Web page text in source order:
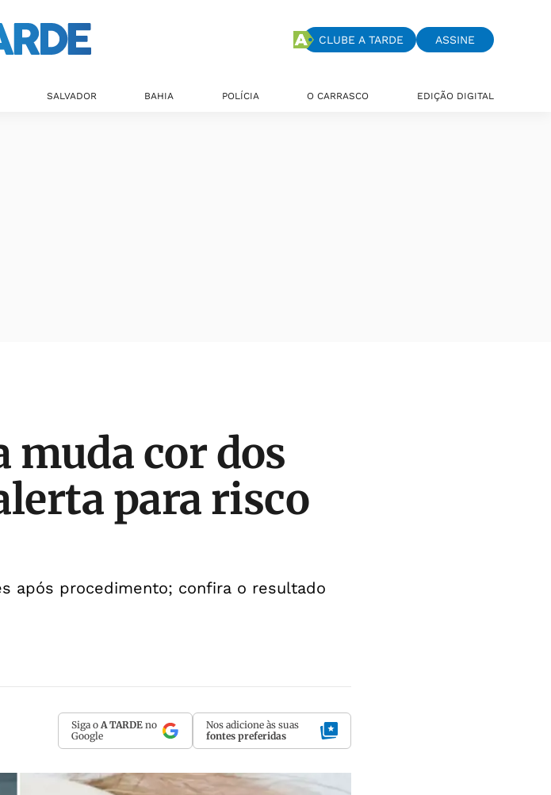
CLUBE A TARDE ASSINE
SALVADOR BAHIA POLÍCIA O CARRASCO EDIÇÃO DIGITAL
muda cor dos
para risco
após procedimento; confira o resultado
Siga o A TARDE no
Google
Nos adicione às suas
fontes preferidas